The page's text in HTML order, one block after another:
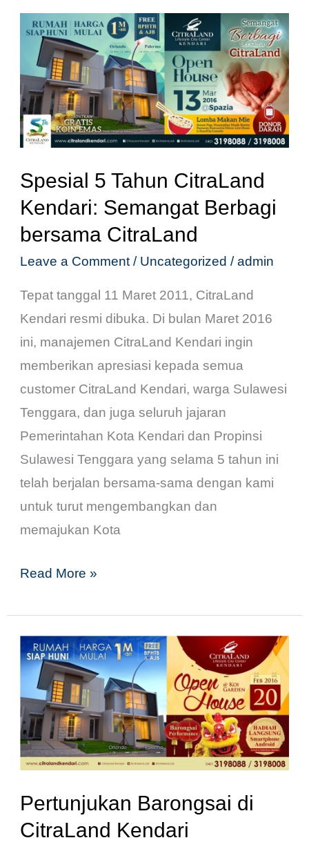
Spesial 5 Tahun CitraLand
Kendari: Semangat Berbagi
bersama CitraLand
Leave a Comment / Uncategorized /admin
Tepat tanggal 11 Maret 2011, CitraLand
Kendari resmi dibuka. Di bulan Maret 2016
ini, manajemen CitraLand Kendari ingin
memberikan apresiasi kepada semua
customer CitraLand Kendari, warga Sulawesi
Tenggara, dan juga seluruh jajaran
Pemerintahan Kota Kendari dan Propinsi
Sulawesi Tenggara yang selama 5 tahun ini
telah berjalan bersama-sama dengan kami
untuk turut mengembangkan dan
memajukan Kota
Spesial
Tahun
CitraLand
Kendari:
Semangat
bersama
CitraLand
Read More »
Pertunjukan Barongsai di
CitraLand Kendari
Pertunjukan
Barongsai
di
CitraLand
Kendari